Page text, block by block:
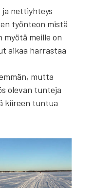
ja net­tiyh­teys
työn­teon mis­tä
meil­le on
aikaa har­ras­taa
mut­ta
ole­van tun­te­ja
kii­reen tun­tua